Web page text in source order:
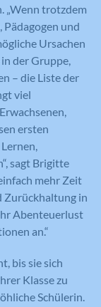
„Wenn trotzdem
und
Ursachen
der Gruppe,
– die Liste der
viel
ersten
sagt Brigitte
mehr Zeit
Zurückhaltung in
Abenteuerlust
an.“
bis sie sich
Klasse zu
Schülerin.
Website
die
Daten
auf
GPS-